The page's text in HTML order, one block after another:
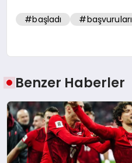
#başladı #başvuruları
Benzer Haberler